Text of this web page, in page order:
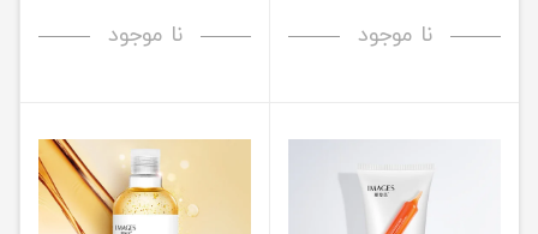
نا موجود نا موجود